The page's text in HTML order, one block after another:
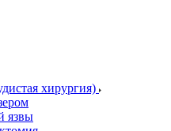
хирургия)
язвы